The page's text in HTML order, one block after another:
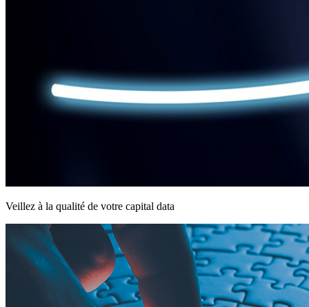
Veillez à la qualité de votre capital data